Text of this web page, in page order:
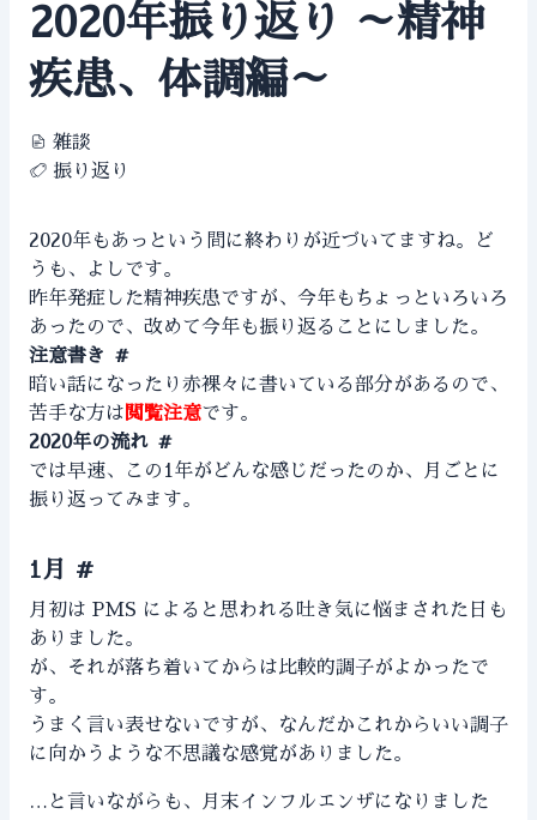
2020年振り返り ～精神
疾患、体調編～
雑談
振り返り
2020年もあっという間に終わりが近づいてますね。ど
うも、よしです。
昨年発症した精神疾患ですが、今年もちょっといろいろ
あったので、改めて今年も振り返ることにしました。
注意書き
#
暗い話になったり赤裸々に書いている部分があるので、
苦手な方は 閲覧注意です。
2020年の流れ #
では早速、この1年がどんな感じだったのか、月ごとに
振り返ってみます。
1月 #
月初は PMS によると思われる吐き気に悩まされた日も
ありました。
が、それが落ち着いてからは比較的調子がよかったで
す。
うまく言い表せないですが、なんだかこれからいい調子
に向かうような不思議な感覚がありました。
…と言いながらも、月末インフルエンザになりました